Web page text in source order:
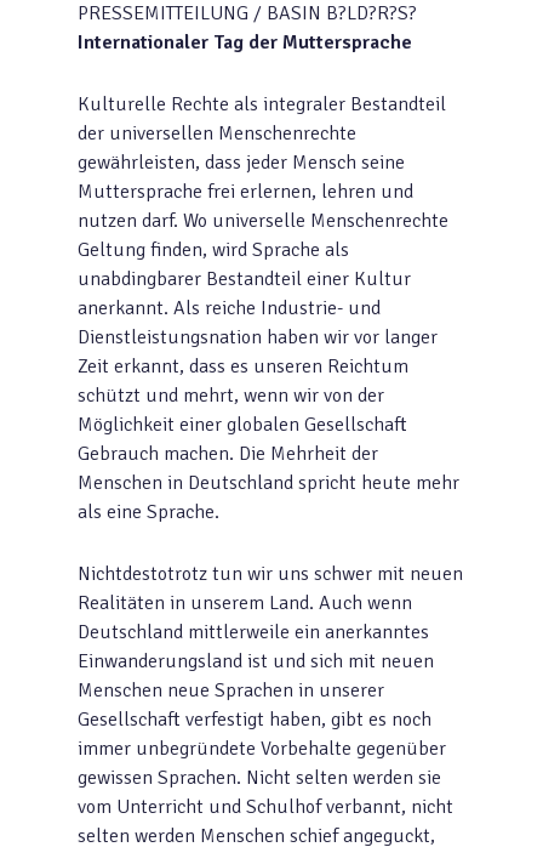
PRESSEMITTEILUNG / BASIN B?LD?R?S?
Internationaler Tag der Muttersprache
Kulturelle Rechte als integraler Bestandteil
der universellen Menschenrechte
gewährleisten, dass jeder Mensch seine
Muttersprache frei erlernen, lehren und
nutzen darf. Wo universelle Menschenrechte
Geltung finden, wird Sprache als
unabdingbarer Bestandteil einer Kultur
anerkannt. Als reiche Industrie- und
Dienstleistungsnation haben wir vor langer
Zeit erkannt, dass es unseren Reichtum
schützt und mehrt, wenn wir von der
Möglichkeit einer globalen Gesellschaft
Gebrauch machen. Die Mehrheit der
Menschen in Deutschland spricht heute mehr
als eine Sprache.
Nichtdestotrotz tun wir uns schwer mit neuen
Realitäten in unserem Land. Auch wenn
Deutschland mittlerweile ein anerkanntes
Einwanderungsland ist und sich mit neuen
Menschen neue Sprachen in unserer
Gesellschaft verfestigt haben, gibt es noch
immer unbegründete Vorbehalte gegenüber
gewissen Sprachen. Nicht selten werden sie
vom Unterricht und Schulhof verbannt, nicht
selten werden Menschen schief angeguckt,